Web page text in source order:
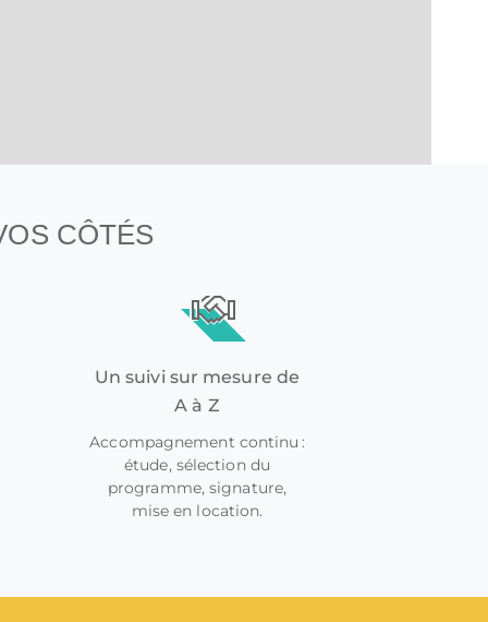
CÔTÉS
Un suivi sur mesure de
A à Z
Accompagnement continu :
étude, sélection du
programme, signature,
mise en location.